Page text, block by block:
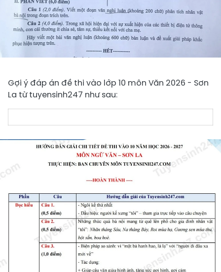
Gợi ý đáp án đề thi vào lớp 10 môn Văn 2026 - Sơn
La từ tuyensinh247 như sau: